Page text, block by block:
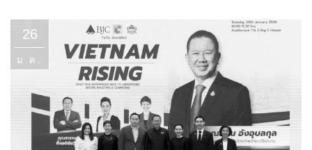
26
ม.ค.